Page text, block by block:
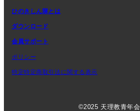
ひのきしん隊とは
ダウンロード
会員サポート
ポリシー
特定特定商取引法に関する表示
©2025 天理教青年会